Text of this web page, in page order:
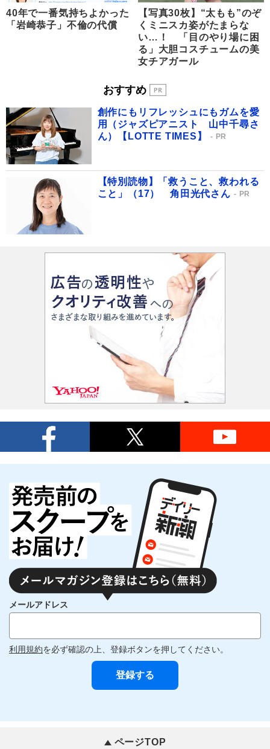
40年で一番気持ちよかった
「岩崎恭子」不倫の代償
【写真30枚】“太もも”のぞ
くミニスカ姿がたまらな
い…！ 「目のやり場に困
る」大胆コスチュームの美
女チアガール
おすすめ
創作にもリフレッシュにもガムを愛
用（ジャズピアニスト 山中千尋さ
ん）【LOTTE TIMES】
PR
【特別読物】「救うこと、救われる
こと」（17） 角田光代さん
PR
メールアドレス
利用規約を必ず確認の上、登録ボタンを押してください。
ページTOP